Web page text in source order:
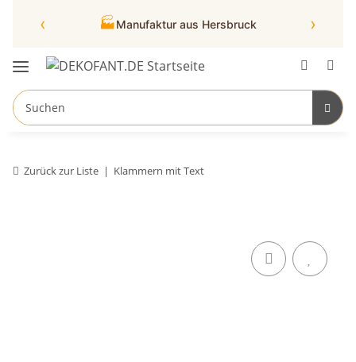
‹ 🏭 Manufaktur aus Hersbruck ›
Zurück zur Liste Klammern mit Text